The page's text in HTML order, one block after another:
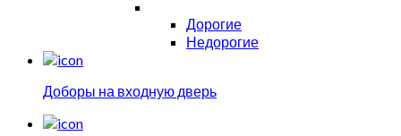
Дорогие
Недорогие
Доборы на входную дверь